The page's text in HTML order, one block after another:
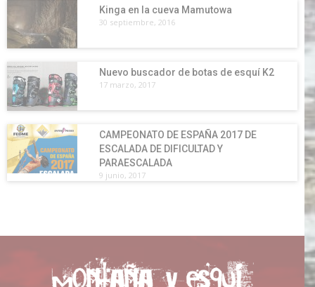
Kinga en la cueva Mamutowa
30 septiembre, 2016
Nuevo buscador de botas de esquí K2
17 marzo, 2017
CAMPEONATO DE ESPAÑA 2017 DE
ESCALADA DE DIFICULTAD Y
PARAESCALADA
9 junio, 2017